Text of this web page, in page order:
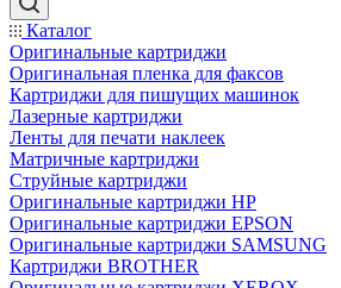
Каталог
Оригинальные картриджи
Оригинальная пленка для факсов
Картриджи для пишущих машинок
Лазерные картриджи
Ленты для печати наклеек
Матричные картриджи
Струйные картриджи
Оригинальные картриджи HP
Оригинальные картриджи EPSON
Оригинальные картриджи SAMSUNG
Картриджи BROTHER